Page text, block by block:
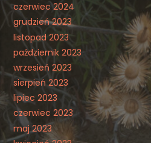
czerwiec 2024
grudzień 2023
listopad 2023
październik 2023
wrzesień 2023
sierpień 2023
lipiec 2023
czerwiec 2023
maj 2023